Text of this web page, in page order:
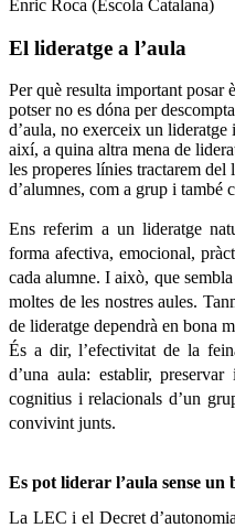
Enric Roca (Escola Catalana)
El lideratge a l’aula
Per què resulta important posar
potser no es dóna per
d’aula, no exerceix un
així, a quina altra mena de
les properes línies tractarem
d’alumnes, com a grup i també
Ens referim a un lideratge
forma afectiva, emocional,
cada alumne. I això, que
moltes de les nostres aules.
de lideratge dependrà en bona
És a dir, l’efectivitat de la
d’una aula: establir,
cognitius i relacionals d’un
convivint junts.
Es pot liderar l’aula sense un
La LEC i el Decret